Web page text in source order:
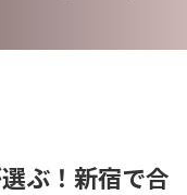
ぶ！新宿で合